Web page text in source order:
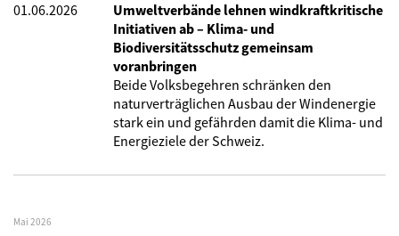
01.06.2026
Umweltverbände lehnen windkraftkritische
Initiativen ab – Klima- und
Biodiversitätsschutz gemeinsam
voranbringen
Beide Volksbegehren schränken den
naturverträglichen Ausbau der Windenergie
stark ein und gefährden damit die Klima- und
Energieziele der Schweiz.
Mai 2026